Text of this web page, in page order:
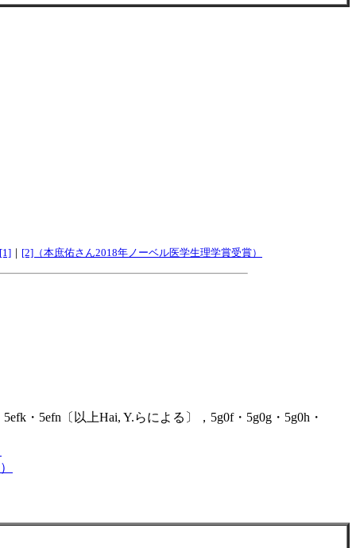
｜ [2]（本庶佑さん2018年ノーベル医学生理学賞受賞）
・5efn〔以上Hai, Y.らによる〕，5g0f・5g0g・5g0h・